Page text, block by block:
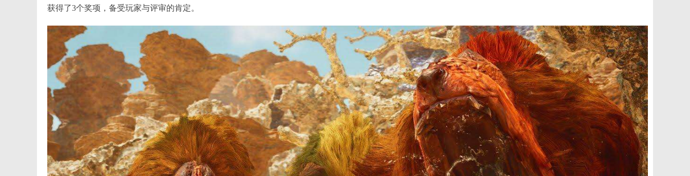
获得了3个奖项，备受玩家与评审的肯定。